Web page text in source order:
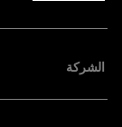
الشركة